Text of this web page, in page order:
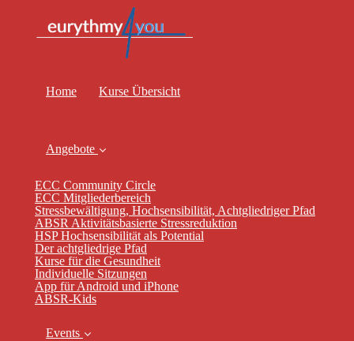
Home Kurse Übersicht
Angebote
ECC Community Circle
ECC Mitgliederbereich
Stressbewältigung, Hochsensibilität, Achtgliedriger Pfad
ABSR Aktivitätsbasierte Stressreduktion
HSP Hochsensibilität als Potential
Der achtgliedrige Pfad
Kurse für die Gesundheit
Individuelle Sitzungen
App für Android und iPhone
ABSR-Kids
Events